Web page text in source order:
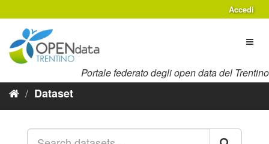
al
contenuto
Accedi
Portale federato degli open data del Trentino
Dataset